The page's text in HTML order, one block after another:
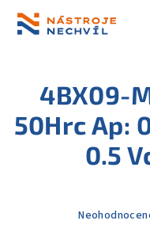
obsah
4BX09-
50Hrc Ap:
0.5
Průměrné